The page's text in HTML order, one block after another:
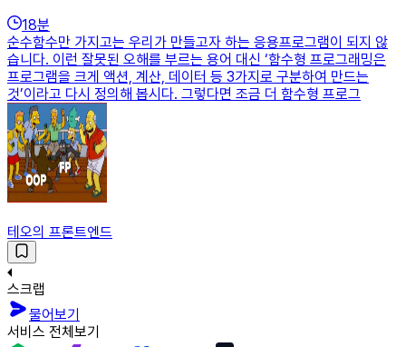
18분
순수함수만 가지고는 우리가 만들고자 하는 응용프로그램이 되지 않
습니다. 이런 잘못된 오해를 부르는 용어 대신 ‘함수형 프로그래밍은
프로그램을 크게 액션, 계산, 데이터 등 3가지로 구분하여 만드는
것’이라고 다시 정의해 봅시다. 그렇다면 조금 더 함수형 프로그
테오의 프론트엔드
스크랩
물어보기
서비스 전체보기